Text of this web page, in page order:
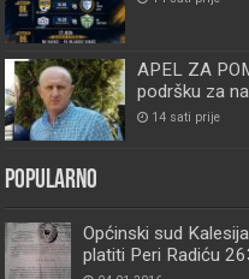
APEL ZA
podršku za
14 sati prije
Popularno
Općinski sud
platiti Peri Radiću